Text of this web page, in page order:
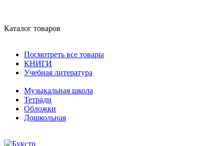
Каталог товаров
Посмотреть все товары
КНИГИ
Учебная литература
Музыкальная школа
Тетради
Обложки
Дошкольная